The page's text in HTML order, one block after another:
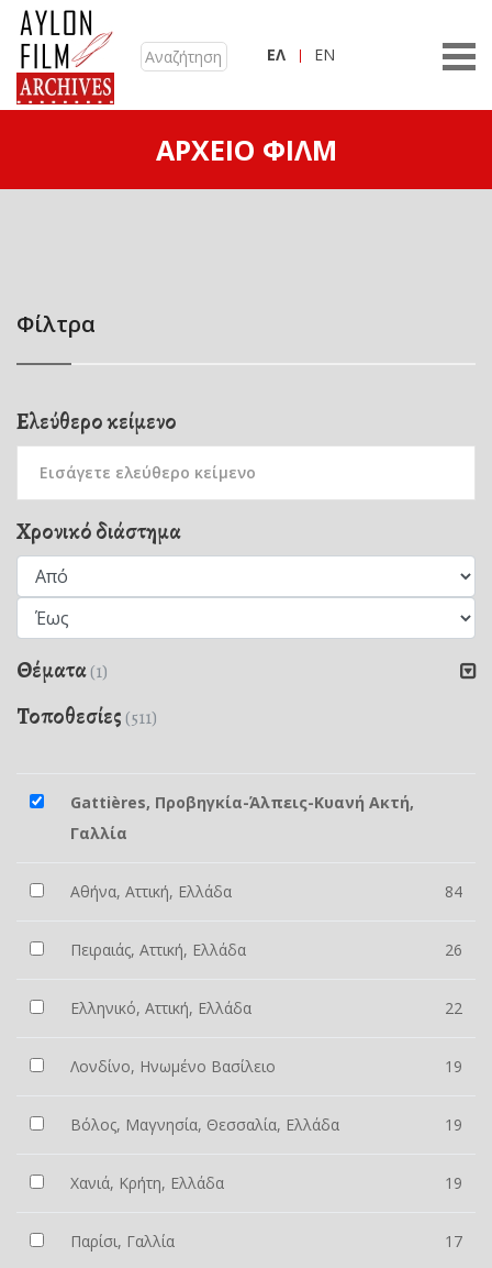
ΕΛ EN
ΑΡΧΕΊΟ ΦΙΛΜ
Φίλτρα
Ελεύθερο κείμενο
Χρονικό διάστημα
Θέματα(1)
Τοποθεσίες (511)
Gattières, Προβηγκία-Άλπεις-Κυανή Ακτή,
Γαλλία
Αθήνα, Αττική, Ελλάδα 84
Πειραιάς, Αττική, Ελλάδα 26
Ελληνικό, Αττική, Ελλάδα 22
Λονδίνο, Ηνωμένο Βασίλειο 19
Βόλος, Μαγνησία, Θεσσαλία, Ελλάδα 19
Χανιά, Κρήτη, Ελλάδα 19
Παρίσι, Γαλλία 17